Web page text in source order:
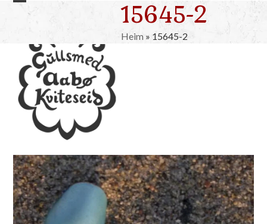
Skip
Open
menu
Close
menu
15645-2
Heim » 15645-2